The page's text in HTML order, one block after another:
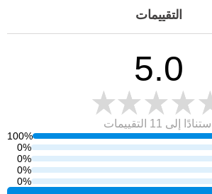
التقييمات
100%
0%
0%
0%
0%
5.0
استنادًا إلى 11 التقييمات